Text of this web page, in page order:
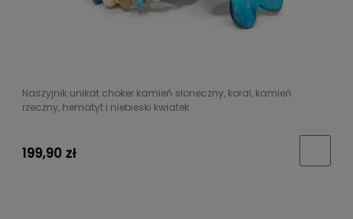
Naszyjnik unikat choker kamień słoneczny, koral, kamień
rzeczny, hematyt i niebieski kwiatek
199,90 zł